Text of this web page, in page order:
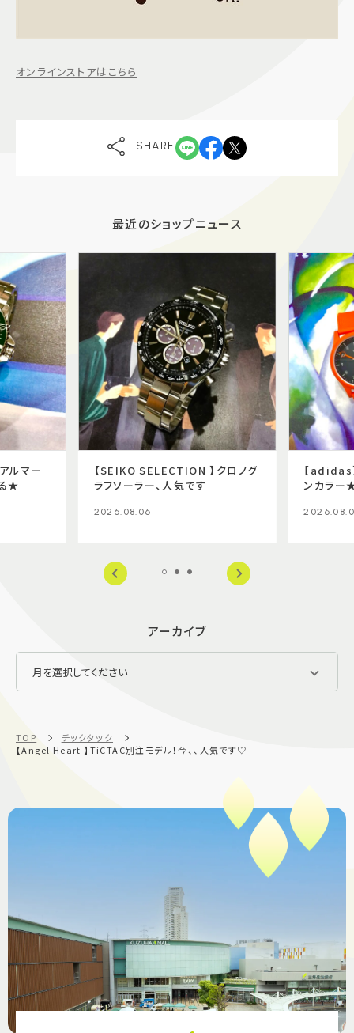
オンラインストアはこちら
SHARE
最近のショップニュース
ルマー
★
【SEIKO SELECTION 】クロノグ
ラフソーラー、人気です
2026.08.06
【adidas
ンカラー
アーカイブ
TOP
チックタック
【Angel Heart 】TiCTAC別注モデル！今、、人気です♡